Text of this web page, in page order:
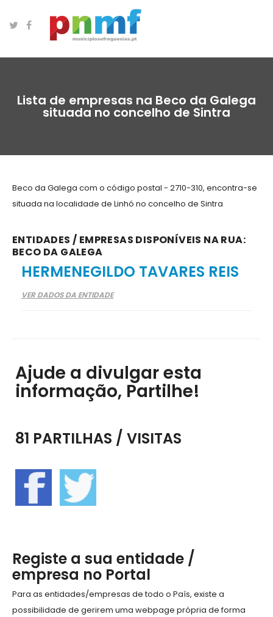
Lista de empresas na Beco da Galega
situada no concelho de Sintra
Beco da Galega com o código postal - 2710-310, encontra-se
situada na localidade de Linhó no concelho de Sintra
ENTIDADES / EMPRESAS DISPONÍVEIS NA RUA:
BECO DA GALEGA
HERMENEGILDO TAVARES REIS
VER DADOS DA ENTIDADE
Ajude a divulgar esta
informação, Partilhe!
81 PARTILHAS / VISITAS
Registe a sua entidade /
empresa no Portal
Para as entidades/empresas de todo o País, existe a
possibilidade de gerirem uma webpage própria de forma